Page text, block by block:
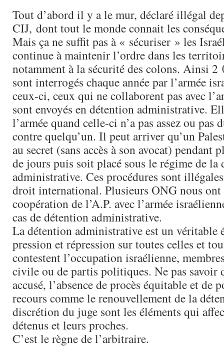
Tout d’abord il y a le mur, déclaré illégal
CIJ, dont tout le monde connait les
Mais ça ne suffit pas à « sécuriser » les
continue à maintenir l’ordre dans les
notamment à la sécurité des colons. Ainsi 2
sont interrogés chaque année par l’armée
ceux-ci, ceux qui ne collaborent pas avec
sont envoyés en détention administrative.
l’armée quand celle-ci n’a pas assez ou pas
contre quelqu’un. Il peut arriver qu’un
au secret (sans accès à son avocat) pendant
de jours puis soit placé sous le régime de la
administrative. Ces procédures sont
droit international. Plusieurs ONG nous
coopération de l’A.P. avec l’armée
cas de détention administrative.
La détention administrative est un véritable
pression et répression sur toutes celles et
contestent l’occupation israélienne,
civile ou de partis politiques. Ne pas savoir
accusé, l’absence de procès équitable et de
recours comme le renouvellement de la
discrétion du juge sont les éléments qui
détenus et leurs proches.
C’est le règne de l’arbitraire.